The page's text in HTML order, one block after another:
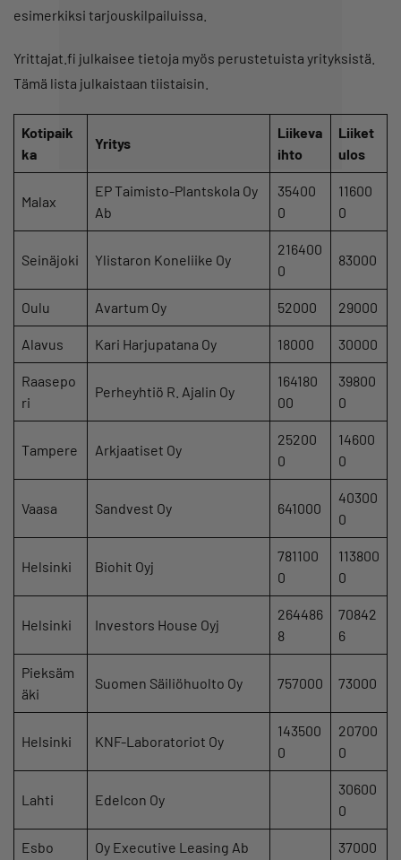
esimerkiksi tarjouskilpailuissa.
Yrittajat.fi julkaisee tietoja myös perustetuista yrityksistä.
Tämä lista julkaistaan tiistaisin.
Kotipaik
ka
Yritys
Liikeva
ihto
Liiket
ulos
Malax
EP Taimisto-Plantskola Oy
Ab
35400
0
11600
0
Seinäjoki Ylistaron Koneliike Oy
216400
0
83000
Oulu Avartum Oy 52000 29000
Alavus Kari Harjupatana Oy 18000 30000
Raasepo
ri
Perheyhtiö R. Ajalin Oy
164180
00
39800
0
Tampere Arkjaatiset Oy
25200
0
14600
0
Vaasa Sandvest Oy 641000
40300
0
Helsinki Biohit Oyj
781100
0
113800
0
Helsinki Investors House Oyj
264486
8
70842
6
Pieksäm
äki
Suomen Säiliöhuolto Oy 757000 73000
Helsinki KNF-Laboratoriot Oy
143500
0
20700
0
Lahti Edelcon Oy
30600
0
Esbo Oy Executive Leasing Ab 37000